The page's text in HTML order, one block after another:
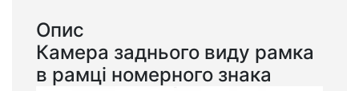
Опис
Камера заднього виду рамка
в рамці номерного знака